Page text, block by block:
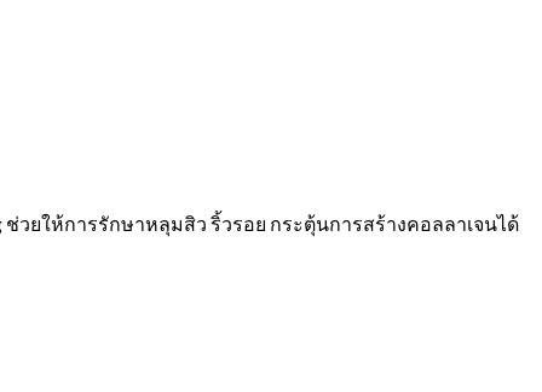
ช่วยให้การรักษาหลุมสิว ริ้วรอย กระตุ้นการสร้างคอลลาเจนได้